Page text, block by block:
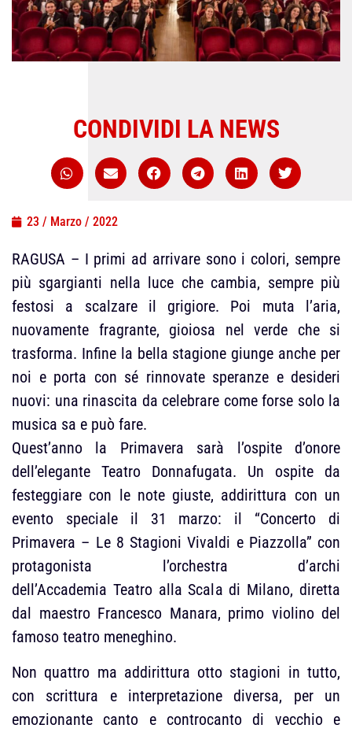
23 / Marzo / 2022
RAGUSA – I primi ad arrivare sono i colori, sempre
più sgargianti nella luce che cambia, sempre più
festosi a scalzare il grigiore. Poi muta l’aria,
nuovamente fragrante, gioiosa nel verde che si
trasforma. Infine la bella stagione giunge anche per
noi e porta con sé rinnovate speranze e desideri
nuovi: una rinascita da celebrare come forse solo la
musica sa e può fare.
Quest’anno la Primavera sarà l’ospite d’onore
dell’elegante Teatro Donnafugata. Un ospite da
festeggiare con le note giuste, addirittura con un
evento speciale il 31 marzo: il “Concerto di
Primavera – Le 8 Stagioni Vivaldi e Piazzolla” con
protagonista l’orchestra d’archi
dell’Accademia Teatro alla Scala di Milano, diretta
dal maestro Francesco Manara, primo violino del
famoso teatro meneghino.
Non quattro ma addirittura otto stagioni in tutto,
con scrittura e interpretazione diversa, per un
emozionante canto e controcanto di vecchio e
CONDIVIDI LA NEWS